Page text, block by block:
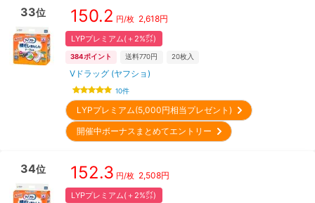
33位 150.2 円/枚 2,618円
LYPプレミアム(＋2%㌽)
384ポイント 送料770円 20枚入
Vドラッグ (ヤフショ)
10件
LYPプレミアム(5,000円相当プレゼント)
開催中ボーナスまとめてエントリー
34位 152.3 円/枚 2,508円
LYPプレミアム(＋2%㌽)